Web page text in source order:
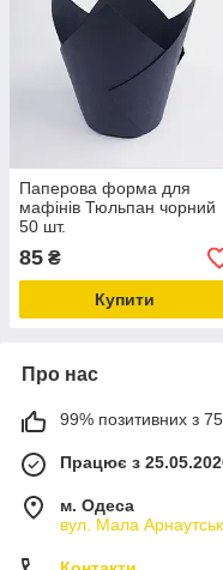
Паперова форма для
мафінів Тюльпан чорний
50 шт.
85 ₴
Купити
Про нас
99% позитивних з
Працює з
м. Одеса
вул. Мала